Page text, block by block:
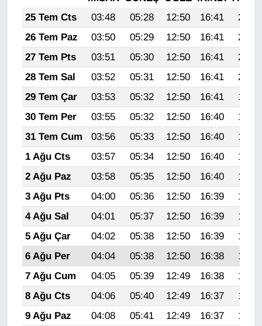
25 Tem Cts
03:48 05:28 12:50 16:41
20:02
26 Tem Paz
03:50 05:29 12:50 16:41
20:01
27 Tem Pts
03:51 05:30 12:50 16:41
20:00
28 Tem Sal
03:52 05:31 12:50 16:41
20:00
29 Tem Çar
03:53 05:32 12:50 16:41
19:59
30 Tem Per
03:55 05:32 12:50 16:40
19:58
31 Tem Cum
03:56 05:33 12:50 16:40
19:57
1 Ağu Cts
03:57 05:34 12:50 16:40
19:56
2 Ağu Paz
03:58 05:35 12:50 16:40
19:55
3 Ağu Pts
04:00 05:36 12:50 16:39
19:54
4 Ağu Sal
04:01 05:37 12:50 16:39
19:53
5 Ağu Çar
04:02 05:38 12:50 16:39
19:52
6 Ağu Per
04:04 05:38 12:50 16:38
19:51
7 Ağu Cum
04:05 05:39 12:49 16:38
19:50
8 Ağu Cts
04:06 05:40 12:49 16:37
19:49
9 Ağu Paz
04:08 05:41 12:49 16:37
19:47
MAGAZİN
MEDYA
ONE EKONOMİ
POLİTİKA
Resmi İlanlar
RÖPORTAJ
SAĞLIK
Seri İlan
Sinema - TV
SİYASET